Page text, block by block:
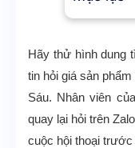
Hãy thử hình dung
tin hỏi giá sản
Sáu. Nhân viên
quay lại hỏi trên
cuộc hội thoại trước